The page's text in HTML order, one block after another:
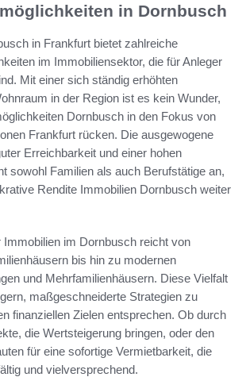
in Dornbusch
in Frankfurt bietet zahlreiche
im Immobiliensektor, die für Anleger
Mit einer sich ständig erhöhten
in der Region ist es kein Wunder,
Dornbusch in den Fokus von
Frankfurt rücken. Die ausgewogene
Erreichbarkeit und einer hohen
sowohl Familien als auch Berufstätige an,
Rendite Immobilien Dornbusch weiter
Immobilien im Dornbusch reicht von
bis hin zu modernen
und Mehrfamilienhäusern. Diese Vielfalt
maßgeschneiderte Strategien zu
finanziellen Zielen entsprechen. Ob durch
die Wertsteigerung bringen, oder den
für eine sofortige Vermietbarkeit, die
und vielversprechend.